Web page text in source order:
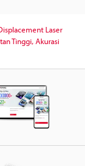
Laser
Tinggi, Akurasi